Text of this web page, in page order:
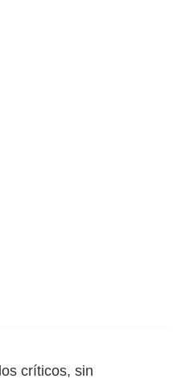
críticos, sin